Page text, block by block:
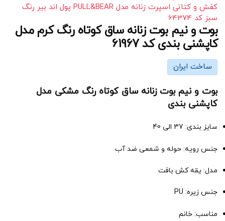
کفش و کتانی اسپرت زنانه مدل PULL&BEAR پول اند بیر رنگ
سبز کد 64374
بوت و نیم بوت زنانه ساق کوتاه رنگ کرم مدل
کاپشنی بندی کد 61967
ساخت ایران
بوت و نیم بوت زنانه ساق کوتاه رنگ مشکی مدل
کاپشنی بندی
سایز بندی: 37 الی 40
جنس رویه: حوله و شمعی ضد آب
مدل: یقه کش بافت
جنس زیره: PU
مناسب: خانم